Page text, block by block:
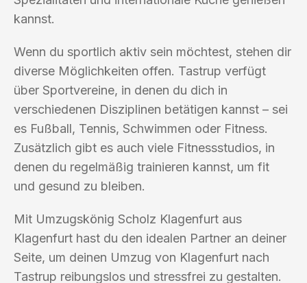
kannst.
Wenn du sportlich aktiv sein möchtest, stehen dir
diverse Möglichkeiten offen. Tastrup verfügt
über Sportvereine, in denen du dich in
verschiedenen Disziplinen betätigen kannst – sei
es Fußball, Tennis, Schwimmen oder Fitness.
Zusätzlich gibt es auch viele Fitnessstudios, in
denen du regelmäßig trainieren kannst, um fit
und gesund zu bleiben.
Mit Umzugskönig Scholz Klagenfurt aus
Klagenfurt hast du den idealen Partner an deiner
Seite, um deinen Umzug von Klagenfurt nach
Tastrup reibungslos und stressfrei zu gestalten.